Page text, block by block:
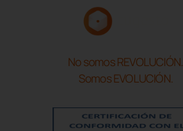
No somos REVOLUCIÓN.
Somos EVOLUCIÓN.